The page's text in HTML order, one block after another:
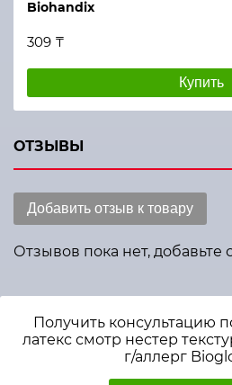
Biohandix
309 ₸
Купить
ОТЗЫВЫ
Добавить отзыв к товару
Отзывов пока нет, добавьте
Получить консультацию
латекс смотр нестер
г/аллерг